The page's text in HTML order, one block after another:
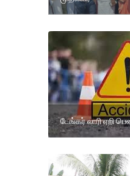
டேங்கர் லாரி ஏறி